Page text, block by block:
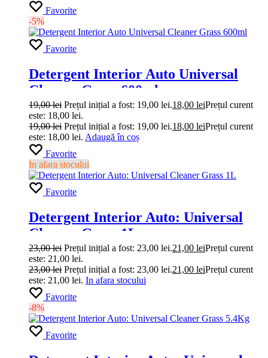
Favorite
-5%
Favorite
Detergent Interior Auto Universal
Cleaner Grass 600ml
19,00lei Prețul inițial a fost: 19,00 lei.18,00 leiPrețul curent
este: 18,00 lei.
19,00lei Prețul inițial a fost: 19,00 lei.18,00 leiPrețul curent
este: 18,00 lei. Adaugă în coș
Favorite
In afara stocului
Favorite
Detergent Interior Auto: Universal
Cleaner Grass 1L
23,00lei Prețul inițial a fost: 23,00 lei.21,00 leiPrețul curent
este: 21,00 lei.
23,00lei Prețul inițial a fost: 23,00 lei.21,00 leiPrețul curent
este: 21,00 lei. In afara stocului
Favorite
-8%
Favorite